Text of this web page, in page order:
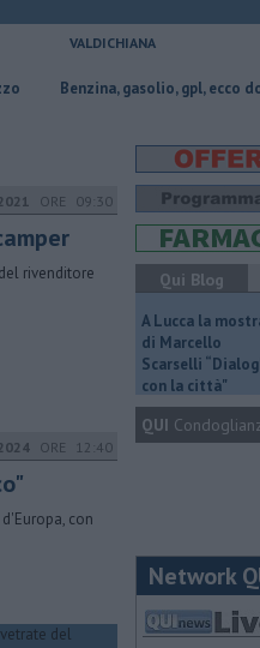
VALDICHIANA
gasolio, gpl, ecco dove
ORE 09:30
rivenditore
ORE 12:40
con
Qui Blog
A Lucca la
di Marcello
Scarselli
con la città"
QUI
Network